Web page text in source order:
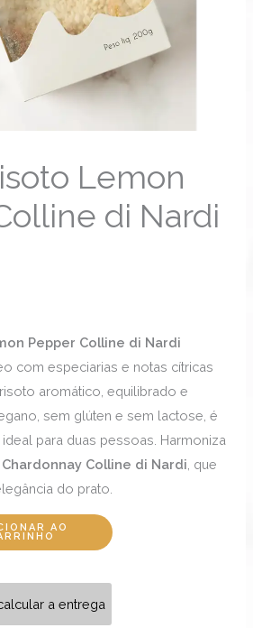
Lemon
di Nardi
Pepper Colline di Nardi
com especiarias e notas cítricas
aromático, equilibrado e
sem glúten e sem lactose, é
para duas pessoas. Harmoniza
Chardonnay Colline di Nardi , que
do prato.
AO
a entrega